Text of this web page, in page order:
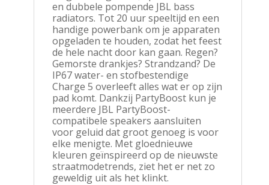
en dubbele pompende JBL bass
radiators. Tot 20 uur speeltijd en een
handige powerbank om je apparaten
opgeladen te houden, zodat het feest
de hele nacht door kan gaan. Regen?
Gemorste drankjes? Strandzand? De
IP67 water- en stofbestendige
Charge 5 overleeft alles wat er op zijn
pad komt. Dankzij PartyBoost kun je
meerdere JBL PartyBoost-
compatibele speakers aansluiten
voor geluid dat groot genoeg is voor
elke menigte. Met gloednieuwe
kleuren geïnspireerd op de nieuwste
straatmodetrends, ziet het er net zo
geweldig uit als het klinkt.